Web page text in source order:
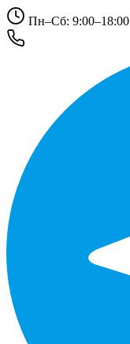
Пн–Сб: 9:00–18:00